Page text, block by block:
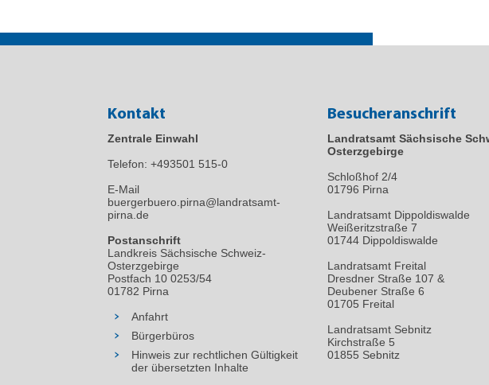
Kontakt
Zentrale Einwahl
Telefon: +493501 515-0
E-Mail
buergerbuero.pirna@landratsamt-
pirna.de
Postanschrift
Landkreis Sächsische Schweiz-
Osterzgebirge
Postfach 10 0253/54
01782 Pirna
Anfahrt
Bürgerbüros
Hinweis zur rechtlichen Gültigkeit
der übersetzten Inhalte
Besucheranschrift
Landratsamt Sächsische
Osterzgebirge
Schloßhof 2/4
01796 Pirna
Landratsamt Dippoldiswalde
Weißeritzstraße 7
01744 Dippoldiswalde
Landratsamt Freital
Dresdner Straße 107 &
Deubener Straße 6
01705 Freital
Landratsamt Sebnitz
Kirchstraße 5
01855 Sebnitz